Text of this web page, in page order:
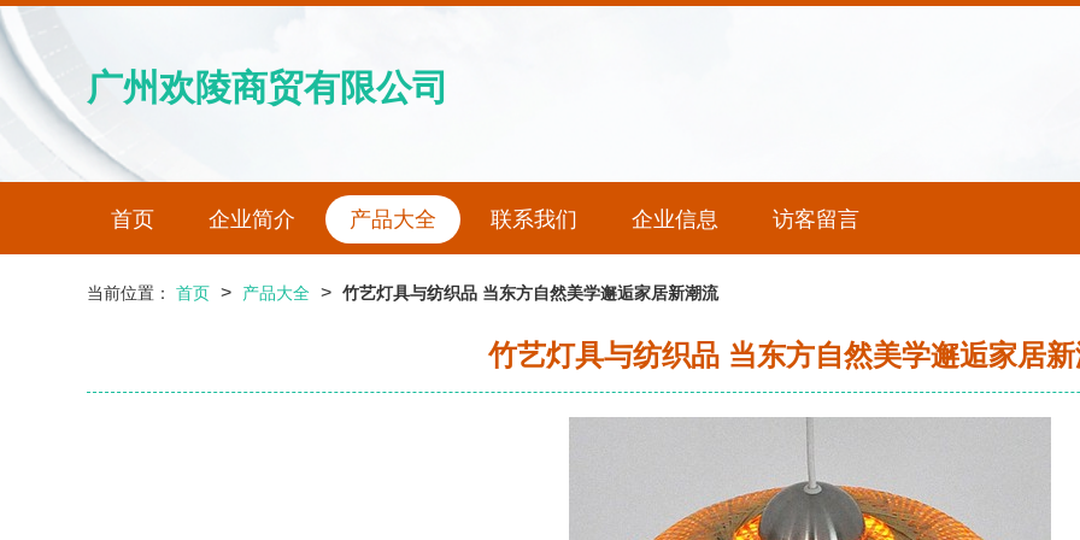
广州欢陵商贸有限公司
首页 企业简介 产品大全 联系我们 企业信息 访客留言
当前位置： 首页 > 产品大全 > 竹艺灯具与纺织品 当东方自然美学邂逅家居新潮流
竹艺灯具与纺织品 当东方自然美学邂逅家居